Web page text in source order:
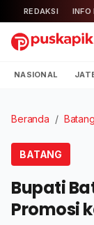
REDAKSI INFO
NASIONAL
Beranda / Batang
BATANG
Bupati
Promosi